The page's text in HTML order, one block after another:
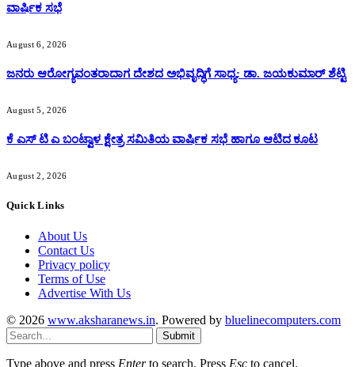
ವಾರ್ಷಿಕ ಸಭೆ
August 6, 2026
ಜನರು ಆರೋಗ್ಯವಂತರಾದಾಗ ದೇಶದ ಅಭಿವೃದ್ಧಿಗೆ ಸಾಧ್ಯ: ಡಾ. ಜಯಕುಮಾರ್ ಶೆಟ್ಟಿ
August 5, 2026
ಕೆ ಎಸ್ ಟಿ ಎ ಬಂಟ್ವಾಳ ಕ್ಷೇತ್ರ ಸಮಿತಿಯ ವಾರ್ಷಿಕ ಸಭೆ ಹಾಗೂ ಆಟಿದ ಕೂಟ
August 2, 2026
Quick Links
About Us
Contact Us
Privacy policy
Terms of Use
Advertise With Us
© 2026 www.aksharanews.in. Powered by bluelinecomputers.com
Submit
Type above and press Enterto search. Press Esc to cancel.